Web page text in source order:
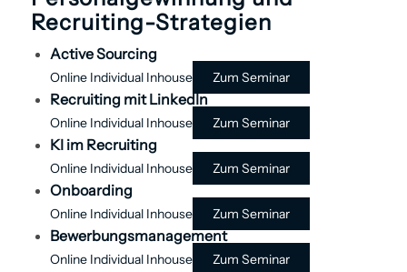
Recruiting-Strategien
Active Sourcing
Online Individual Inhouse Zum Seminar
Recruiting mit LinkedIn
Online Individual Inhouse Zum Seminar
KI im Recruiting
Online Individual Inhouse Zum Seminar
Onboarding
Online Individual Inhouse Zum Seminar
Bewerbungs­management
Online Individual Inhouse Zum Seminar